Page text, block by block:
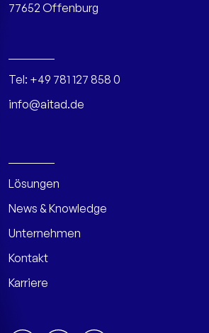
77652 Offenburg
Tel: +49 781 127 858 0
info@aitad.de
Lösungen
News & Knowledge
Unternehmen
Kontakt
Karriere